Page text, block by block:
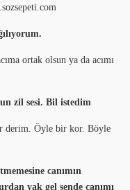
ortak olsun ya da acımı
zil sesi. Bil istedim
derim. Öyle bir kor. Böyle
canımın
yak gel sende canımı